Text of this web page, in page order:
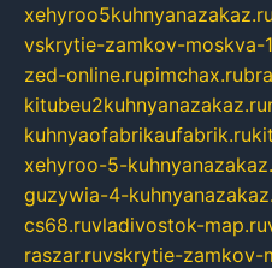
xehyroo5kuhnyanazakaz.ru
vskrytie-zamkov-moskva-
zed-online.rupimchax.ru
kitubeu2kuhnyanazakaz.ru
kuhnyaofabrikaufabrik.ru
xehyroo-5-
guzywia-4-
cs68.ruvladivostok-map.ru
raszar.ruvskrytie-zamkov-